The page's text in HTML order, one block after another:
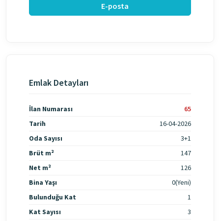
E-posta
Emlak Detayları
İlan Numarası
65
Tarih
16-04-2026
Oda Sayısı
3+1
Brüt m²
147
Net m²
126
Bina Yaşı
0(Yeni)
Bulunduğu Kat
1
Kat Sayısı
3